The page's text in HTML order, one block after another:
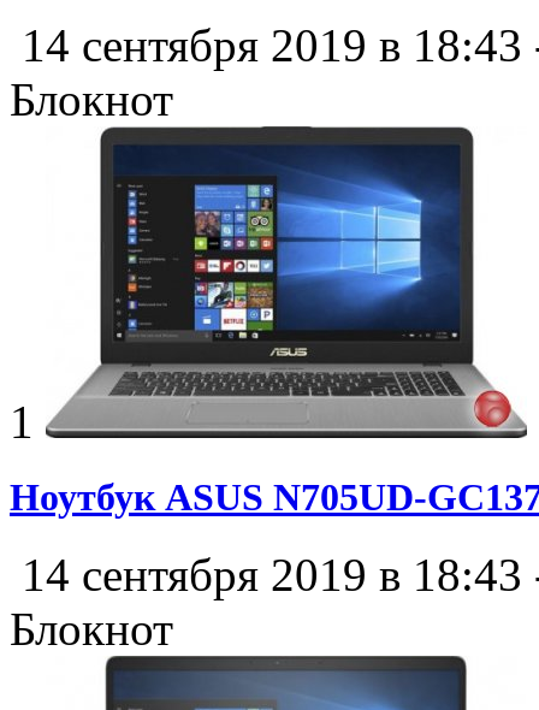
14 сентября 2019 в
Блокнот
1
Ноутбук ASUS N705UD-
14 сентября 2019 в
Блокнот